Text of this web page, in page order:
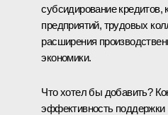
субсидирование
предприятий, трудовых
расширения
экономики.
Что хотел бы добавить?
эффективность